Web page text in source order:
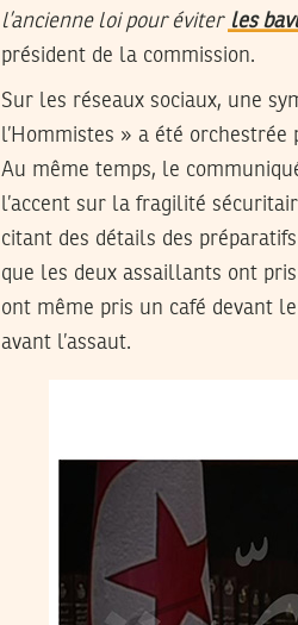
l’ancienne loi pour éviter les
président de la commission.
Sur les réseaux sociaux, une
l’Hommistes » a été orchestrée
Au même temps, le
l’accent sur la fragilité
citant des détails des
que les deux assaillants ont
ont même pris un café devant
avant l’assaut.